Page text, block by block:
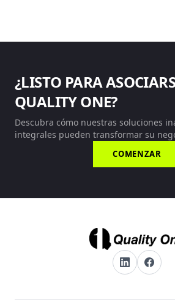
¿LISTO PARA
QUALITY ONE?
Descubra cómo nuestras soluciones
integrales pueden transformar su
COMENZAR